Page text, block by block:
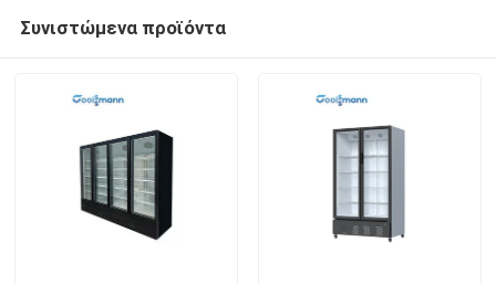
Συνιστώμενα προϊόντα